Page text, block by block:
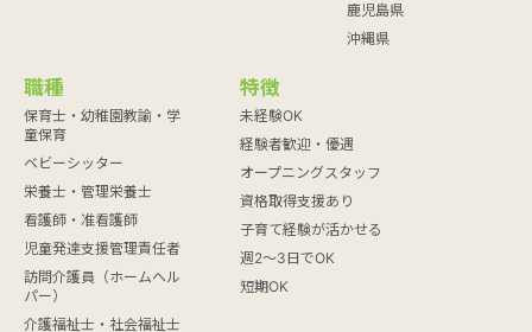
鹿児島県
沖縄県
職種
保育士・幼稚園教諭・学
童保育
ベビーシッター
栄養士・管理栄養士
看護師・准看護師
児童発達支援管理責任者
訪問介護員（ホームヘル
パー）
介護福祉士・社会福祉士
特徴
未経験OK
経験者歓迎・優遇
オープニングスタッフ
資格取得支援あり
子育て経験が活かせる
週2～3日でOK
短期OK